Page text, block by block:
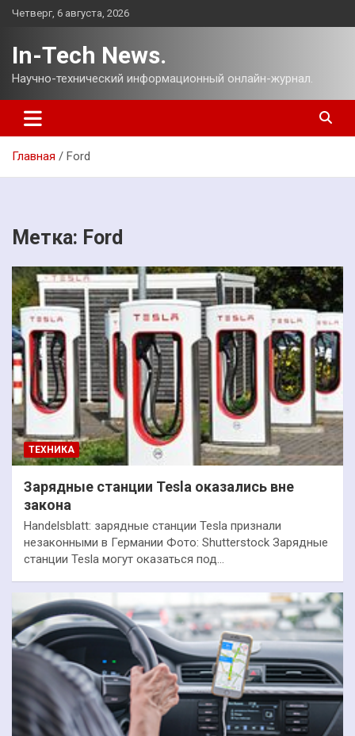
Перейти
Четверг, 6 августа, 2026
In-Tech News.
Научно-технический информационный онлайн-журнал.
Главная Ford
Метка: Ford
ТЕХНИКА
Зарядные станции Tesla оказались вне
закона
Handelsblatt: зарядные станции Tesla признали
незаконными в Германии Фото: Shutterstock Зарядные
станции Tesla могут оказаться под…